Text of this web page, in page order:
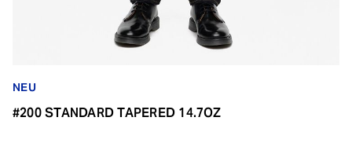
NEU
#200 STANDARD TAPERED 14.7OZ